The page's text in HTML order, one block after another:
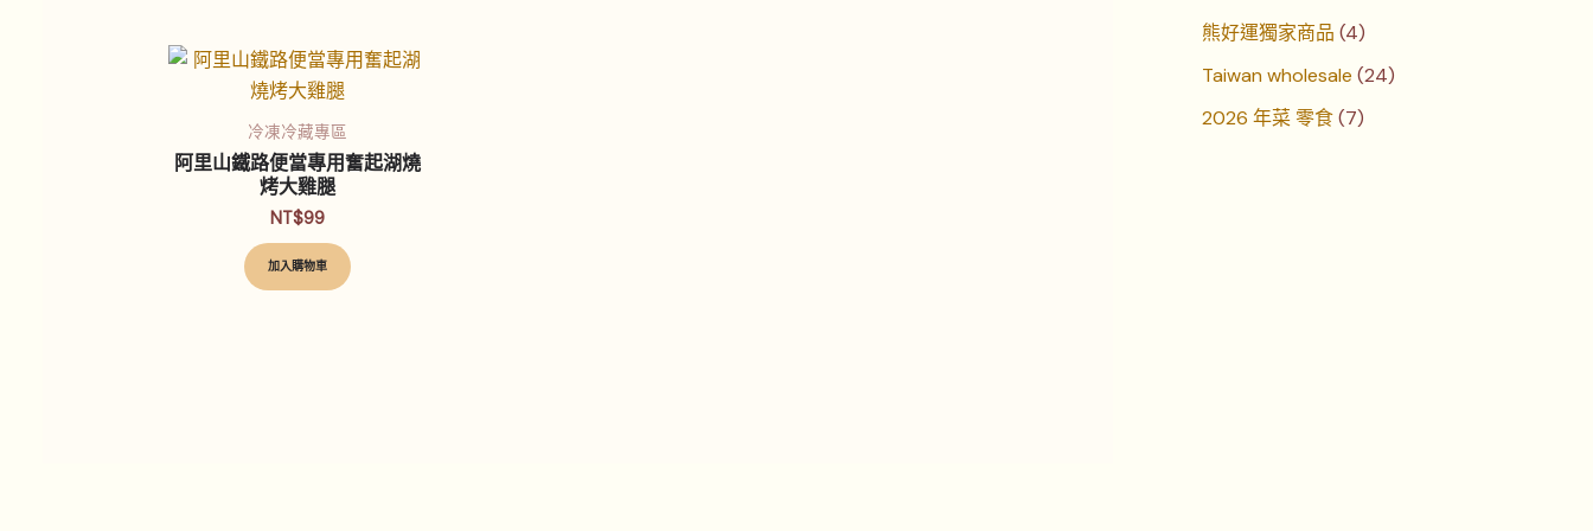
冷凍冷藏專區
阿里山鐵路便當專用奮起湖燒
烤大雞腿
NT$99
加入購物車
熊好運獨家商品 4
Taiwan wholesale 24
2026 年菜 零食 7